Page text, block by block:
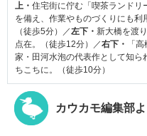
上・ 住宅街に佇む「喫茶ランドリ
を備え、作業やものづくりにも利
（徒歩5分）／左下・ 新大橋を渡
点在。（徒歩12分）／右下・
「
家・田河水泡の代表作として知ら
ちこちに。（徒歩10分）
カウカモ編集部よ